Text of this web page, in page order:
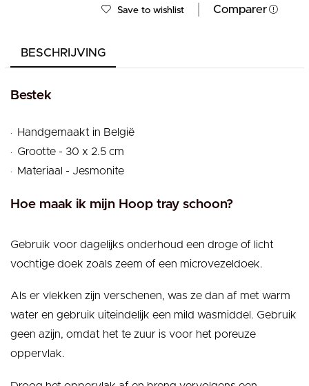
Save to wishlist Comparer
BESCHRIJVING
Bestek
Handgemaakt in België
Grootte - 30 x 2.5 cm
Materiaal - Jesmonite
Hoe maak ik mijn Hoop tray schoon?
Gebruik voor dagelijks onderhoud een droge of licht
vochtige doek zoals zeem of een microvezeldoek.
Als er vlekken zijn verschenen, was ze dan af met warm
water en gebruik uiteindelijk een mild wasmiddel. Gebruik
geen azijn, omdat het te zuur is voor het poreuze
oppervlak.